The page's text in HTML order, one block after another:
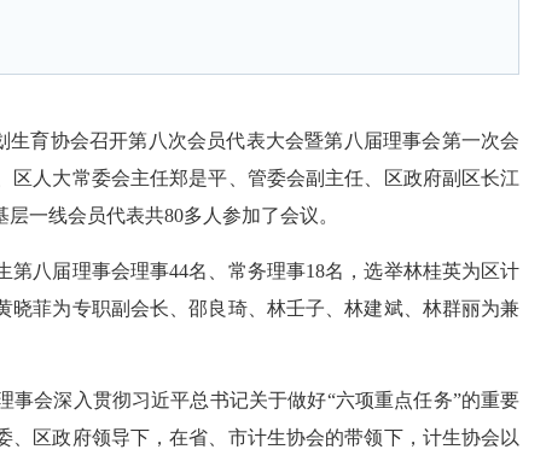
育协会召开第八次会员代表大会暨第八届理事会第一次会
人大常委会主任郑是平、管委会副主任、区政府副区长江
一线会员代表共80多人参加了会议。
八届理事会理事44名、常务理事18名，选举林桂英为区计
菲为专职副会长、邵良琦、林壬子、林建斌、林群丽为兼
会深入贯彻习近平总书记关于做好“六项重点任务”的重要
区政府领导下，在省、市计生协会的带领下，计生协会以